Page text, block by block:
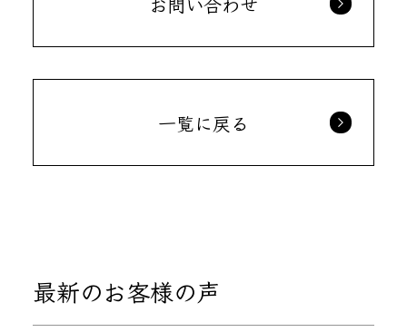
一覧に戻る
最新のお客様の声